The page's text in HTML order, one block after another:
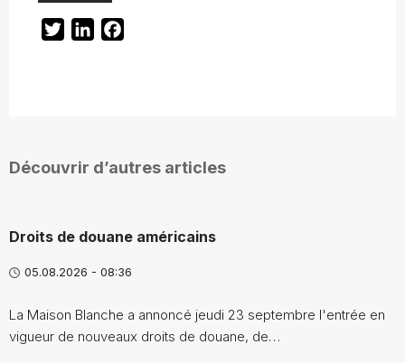
TwitterLinkedIn
Découvrir d’autres articles
Droits de douane américains
05.08.2026 - 08:36
La Maison Blanche a annoncé jeudi 23 septembre l'entrée en
vigueur de nouveaux droits de douane, de…